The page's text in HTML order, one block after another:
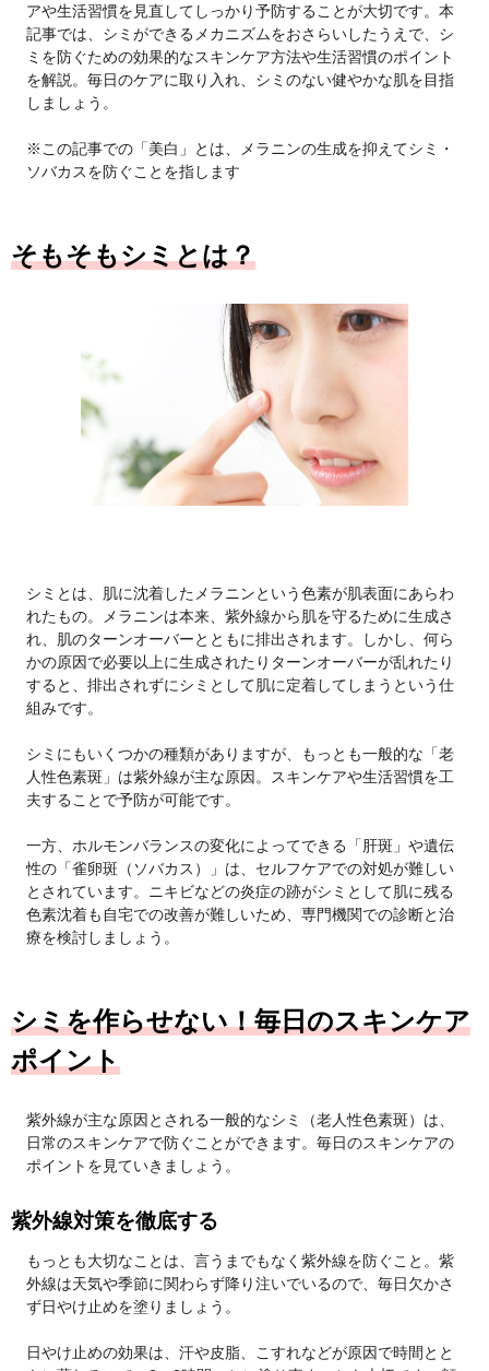
アや生活習慣を見直してしっかり予防することが大切です。本
記事では、シミができるメカニズムをおさらいしたうえで、シ
ミを防ぐための効果的なスキンケア方法や生活習慣のポイント
を解説。毎日のケアに取り入れ、シミのない健やかな肌を目指
しましょう。
※この記事での「美白」とは、メラニンの生成を抑えてシミ・
ソバカスを防ぐことを指します
そもそもシミとは？
シミとは、肌に沈着したメラニンという色素が肌表面にあらわ
れたもの。メラニンは本来、紫外線から肌を守るために生成さ
れ、肌のターンオーバーとともに排出されます。しかし、何ら
かの原因で必要以上に生成されたりターンオーバーが乱れたり
すると、排出されずにシミとして肌に定着してしまうという仕
組みです。
シミにもいくつかの種類がありますが、もっとも一般的な「老
人性色素斑」は紫外線が主な原因。スキンケアや生活習慣を工
夫することで予防が可能です。
一方、ホルモンバランスの変化によってできる「肝斑」や遺伝
性の「雀卵斑（ソバカス）」は、セルフケアでの対処が難しい
とされています。ニキビなどの炎症の跡がシミとして肌に残る
色素沈着も自宅での改善が難しいため、専門機関での診断と治
療を検討しましょう。
シミを作らせない！毎日のスキンケア
ポイント
紫外線が主な原因とされる一般的なシミ（老人性色素斑）は、
日常のスキンケアで防ぐことができます。毎日のスキンケアの
ポイントを見ていきましょう。
紫外線対策を徹底する
もっとも大切なことは、言うまでもなく紫外線を防ぐこと。紫
外線は天気や季節に関わらず降り注いでいるので、毎日欠かさ
ず日やけ止めを塗りましょう。
日やけ止めの効果は、汗や皮脂、こすれなどが原因で時間とと